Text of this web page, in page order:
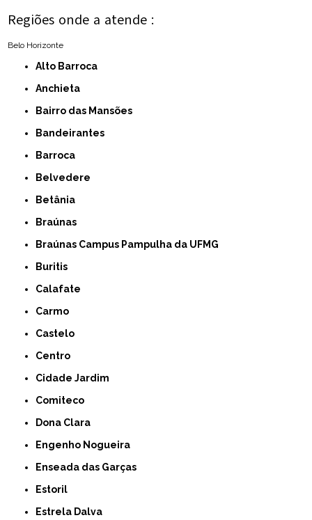
Regiões onde a atende :
Belo Horizonte
Alto Barroca
Anchieta
Bairro das Mansões
Bandeirantes
Barroca
Belvedere
Betânia
Braúnas
Braúnas Campus Pampulha da UFMG
Buritis
Calafate
Carmo
Castelo
Centro
Cidade Jardim
Comiteco
Dona Clara
Engenho Nogueira
Enseada das Garças
Estoril
Estrela Dalva